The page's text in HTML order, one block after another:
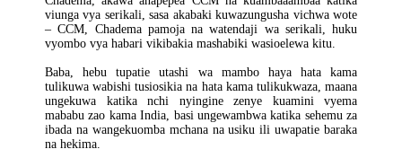
viunga vya serikali, sasa akabaki kuwazungusha vichwa wote
– CCM, Chadema pamoja na watendaji wa serikali, huku
vyombo vya habari vikibakia mashabiki wasioelewa kitu.
Baba, hebu tupatie utashi wa mambo haya hata kama
tulikuwa wabishi tusiosikia na hata kama tulikukwaza, maana
ungekuwa katika nchi nyingine zenye kuamini vyema
mababu zao kama India, basi ungewambwa katika sehemu za
ibada na wangekuomba mchana na usiku ili uwapatie baraka
na hekima.